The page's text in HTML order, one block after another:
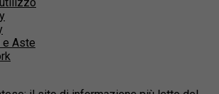
e Aste